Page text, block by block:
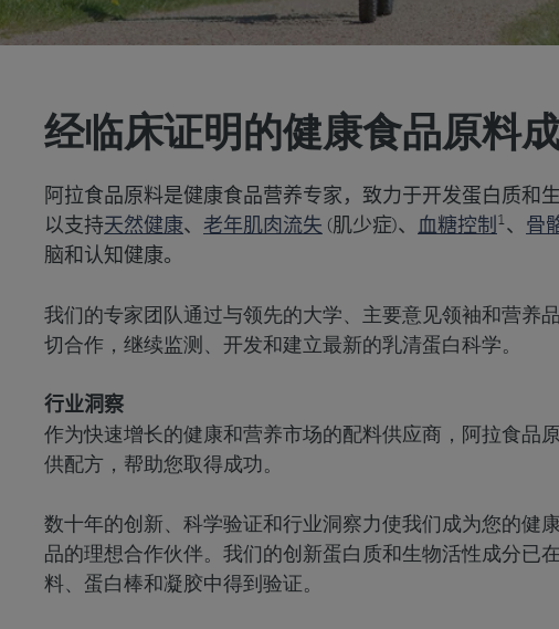
经临床证明的健康食品原料
阿拉食品原料是健康食品营养专家，致力于开发蛋白质和
以支持天然健康、 老年肌肉流失 (肌少症)、 血糖控制 1、 骨
脑和认知健康。
我们的专家团队通过与领先的大学、主要意见领袖和营养
切合作，继续监测、开发和建立最新的乳清蛋白科学。
行业洞察
作为快速增长的健康和营养市场的配料供应商，阿拉食品
供配方，帮助您取得成功。
数十年的创新、科学验证和行业洞察力使我们成为您的健
品的理想合作伙伴。我们的创新蛋白质和生物活性成分已
料、蛋白棒和凝胶中得到验证。